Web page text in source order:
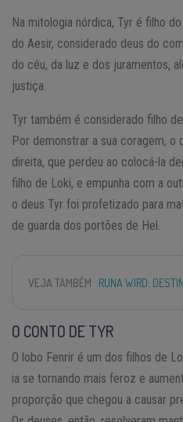
Na mitologia nórdica, Tyr é filho
do Aesir, considerado deus do
do céu, da luz e dos juramentos,
justiça.
Tyr também é considerado filho
Por demonstrar a sua coragem, o
direita, que perdeu ao colocá-la
filho de Loki, e empunha com a
o deus Tyr foi profetizado para
de guarda dos portões de Hel.
VEJA TAMBÉM RUNA WIRD:
O CONTO DE TYR
O lobo Fenrir é um dos filhos de
ia se tornando mais feroz e
proporção que chegou a causar